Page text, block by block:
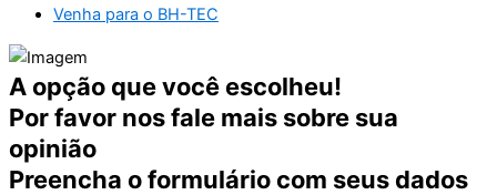
Venha para o BH-TEC
A opção que você escolheu!
Por favor nos fale mais sobre sua
opinião
Preencha o formulário com seus dados